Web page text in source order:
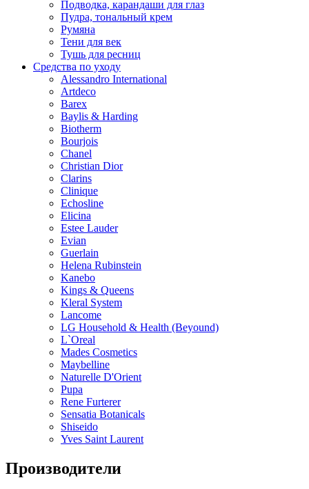
Подводка, карандаши для глаз
Пудра, тональный крем
Румяна
Тени для век
Тушь для ресниц
Средства по уходу
Alessandro International
Artdeco
Barex
Baylis & Harding
Biotherm
Bourjois
Chanel
Christian Dior
Clarins
Clinique
Echosline
Elicina
Estee Lauder
Evian
Guerlain
Helena Rubinstein
Kanebo
Kings & Queens
Kleral System
Lancome
LG Household & Health (Beyound)
L`Oreal
Mades Cosmetics
Maybelline
Naturelle D'Orient
Pupa
Rene Furterer
Sensatia Botanicals
Shiseido
Yves Saint Laurent
Производители